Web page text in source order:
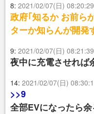
8: 2021/02/07(日)
政府｢知るか お前ら
ターか知らんが開発
9: 2021/02/07(日)
夜中に充電させれば
14: 2021/02/07(日)
>>9
全部EVになったら